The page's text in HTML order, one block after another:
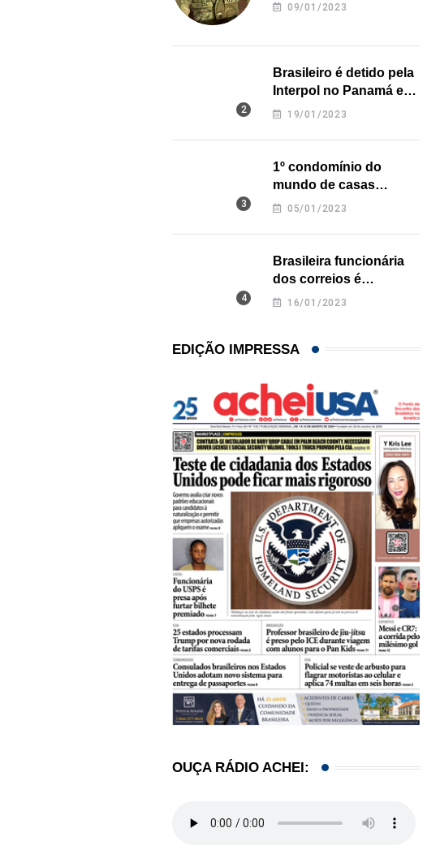
09/01/2023
Brasileiro é detido pela
Interpol no Panamá e
pode pegar prisão
19/01/2023
1º condomínio do
mundo de casas
impressas em 3D é
05/01/2023
Brasileira funcionária
dos correios é
assassinada a facadas
16/01/2023
EDIÇÃO IMPRESSA
OUÇA RÁDIO ACHEI: